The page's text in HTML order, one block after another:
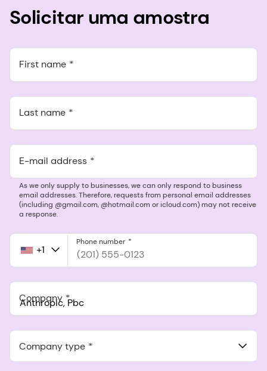
Solicitar uma amostra
First name
Last name
E-mail address
As we only supply to businesses, we can only respond to business
email addresses. Therefore, requests from personal email addresses
(including @gmail.com, @hotmail.com or icloud.com) may not receive
a response.
United
+1
Phone number
Company
548 Market St Pmb 90375, San Francisco, California, US
Company type